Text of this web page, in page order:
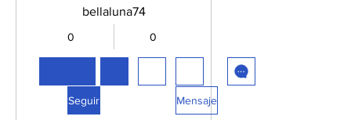
bellaluna74
0 Seguidores
0
Seguir Mensaje